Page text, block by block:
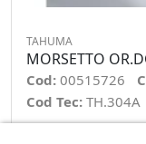
TAHUMA
MORSETTO
Cod: 00515726
Cod Tec: TH.304A